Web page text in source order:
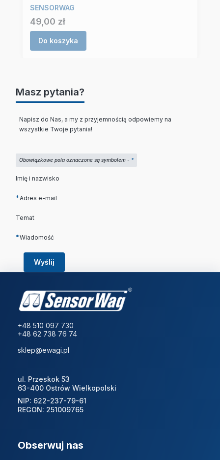
SENSORWAG
Cena
49,00 zł
Do koszyka
Masz pytania?
Napisz do Nas, a my z przyjemnością odpowiemy na
wszystkie Twoje pytania!
Obowiązkowe pola oznaczone są symbolem - *
Imię i nazwisko
* Adres e-mail
Temat
*Wiadomość
Wyślij
+48 510 097 730
+48 62 738 76 74
sklep@ewagi.pl
ul. Przeskok 53
63-400 Ostrów Wielkopolski
NIP: 622-237-79-61
REGON: 251009765
Obserwuj nas